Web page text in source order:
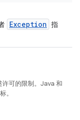
Exception 指
许可的限制。Java 和
。